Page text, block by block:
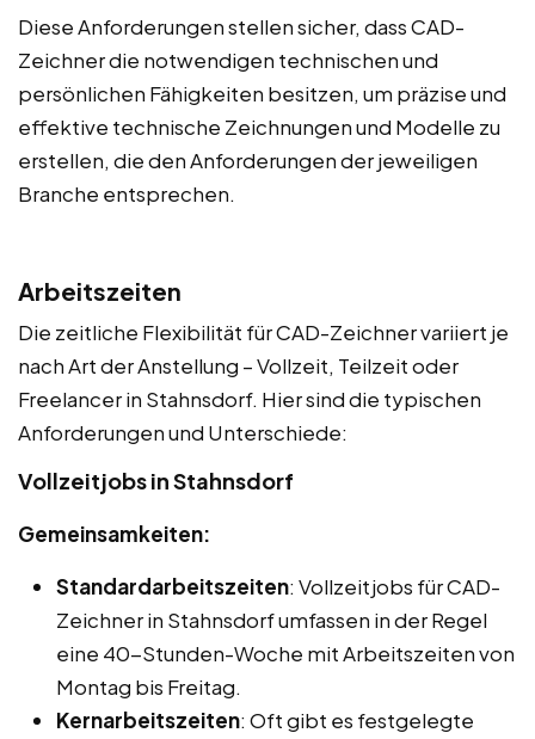
Diese Anforderungen stellen sicher, dass CAD-
Zeichner die notwendigen technischen und
persönlichen Fähigkeiten besitzen, um präzise und
effektive technische Zeichnungen und Modelle zu
erstellen, die den Anforderungen der jeweiligen
Branche entsprechen.
Arbeitszeiten
Die zeitliche Flexibilität für CAD-Zeichner variiert je
nach Art der Anstellung – Vollzeit, Teilzeit oder
Freelancer in Stahnsdorf. Hier sind die typischen
Anforderungen und Unterschiede:
Vollzeitjobs in Stahnsdorf
Gemeinsamkeiten:
Standardarbeitszeiten: Vollzeitjobs für CAD-
Zeichner in Stahnsdorf umfassen in der Regel
eine 40-Stunden-Woche mit Arbeitszeiten von
Montag bis Freitag.
Kernarbeitszeiten: Oft gibt es festgelegte